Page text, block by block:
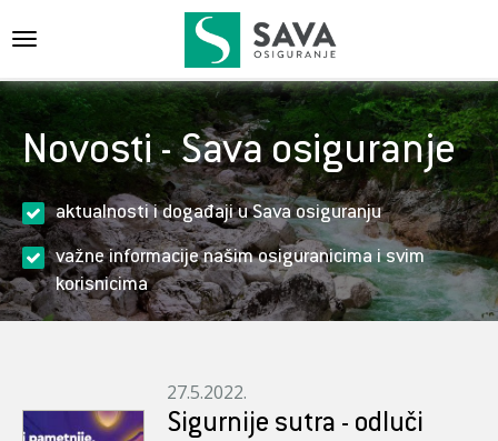
{{navigation}}
Novosti - Sava osiguranje
aktualnosti i događaji u Sava osiguranju
važne informacije našim osiguranicima i svim
korisnicima
27.5.2022.
Sigurnije sutra - odluči